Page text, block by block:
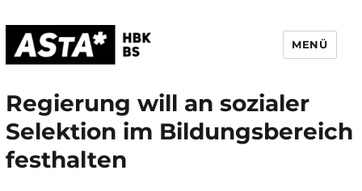
MENÜ
Regierung will an sozialer
Selektion im Bildungsbereich
festhalten